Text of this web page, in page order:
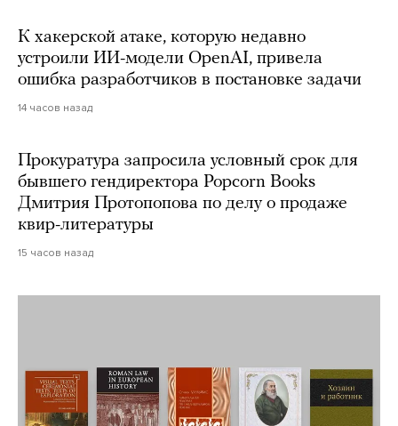
К хакерской атаке, которую недавно
устроили ИИ-модели OpenAI, привела
ошибка разработчиков в постановке задачи
14 часов назад
Прокуратура запросила условный срок для
бывшего гендиректора Popcorn Books
Дмитрия Протопопова по делу о продаже
квир-литературы
15 часов назад